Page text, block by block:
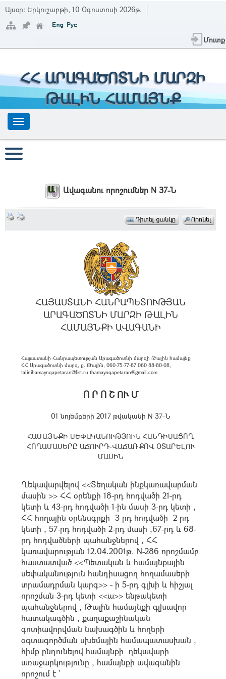
Այսօր: Երկուշաբթի, 10 Օգոստոսի 2026թ.
Մուտք
ՀՀ ԱՐԱԳԱԾՈՏՆԻ ՄԱՐԶԻ
ԹԱԼԻՆ ՀԱՄԱՅՆՔ
Ավագանու որոշումներ N 37-Ն
ՀԱՅԱՍՏԱՆԻ ՀԱՆՐԱՊԵՏՈՒԹՅԱՆ
ԱՐԱԳԱԾՈՏՆԻ ՄԱՐԶԻ ԹԱԼԻՆ
ՀԱՄԱՅՆՔԻ ԱՎԱԳԱՆԻ
Հայաստանի Հանրապետության Արագածոտնի մարզի Թալին համայնք
ՀՀ Արագածոտնի մարզ, ք. Թալին, 060-75-77-87 060 88-80-08,
talinihamaynqapetaran@list.ru thamaynqapetaran@gmail.com
Ո Ր Ո Շ ՈՒ Մ
01 նոյեմբերի 2017 թվականի N 37-Ն
ՀԱՄԱՅՆՔԻ ՍԵՓԱԿԱՆՈՒԹՅՈՒՆ ՀԱՆԴԻՍԱՑՈՂ
ՀՈՂԱՄԱՍԵՐԸ ԱՃՈՒՐԴ-ՎԱՃԱՌՔՈՎ ՕՏԱՐԵԼՈՒ
ՄԱՍԻՆ
Ղեկավարվելով <<Տեղական ինքկառավարման
մասին >> ՀՀ օրենքի 18-րդ հոդվածի 21-րդ
կետի և 43-րդ հոդվածի 1-ին մասի 3-րդ կետի ,
ՀՀ հողային օրենսգրքի 3-րդ հոդվածի 2-րդ
կետի , 57-րդ հոդվածի 2-րդ մասի ,67-րդ և 68-
րդ հոդվածների պահանջներով , ՀՀ
կառավարության 12.04.2001թ. N-286 որոշմամբ
հաստատված <<Պետական և համայնքային
սեփականություն հանդիսացող հողամասերի
տրամադրման կարգ>> - ի 5-րդ գլխի և հիշյալ
որոշման 3-րդ կետի <<ա>> ենթակետի
պահանջներով , Թալին համայնքի գլխավոր
հատակագծին , քաղաքաշինական
գոտիավորվման նախագծին և հողերի
օգտագործման սխեմային համապատասխան ,
հիմք ընդունելով համայնքի ղեկավարի
առաջարկությունը , համայնքի ավագանին
որոշում է `